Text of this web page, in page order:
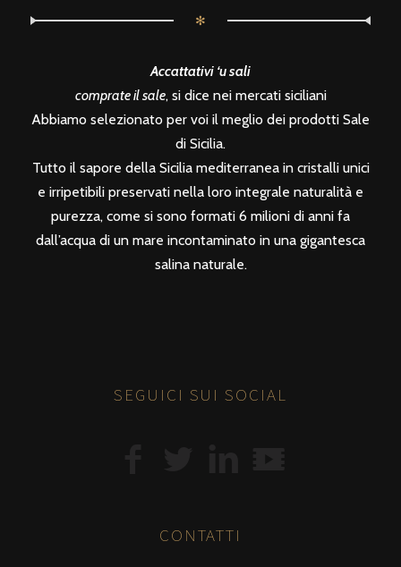
✻
Accattativi ‘u sali
comprate il sale, si dice nei mercati siciliani
Abbiamo selezionato per voi il meglio dei prodotti Sale
di Sicilia.
Tutto il sapore della Sicilia mediterranea in cristalli unici
e irripetibili preservati nella loro integrale naturalità e
purezza, come si sono formati 6 milioni di anni fa
dall’acqua di un mare incontaminato in una gigantesca
salina naturale.
SEGUICI SUI SOCIAL
CONTATTI